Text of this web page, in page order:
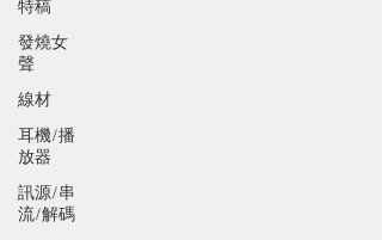
特稿
發燒女
聲
線材
耳機/播
放器
訊源/串
流/解碼